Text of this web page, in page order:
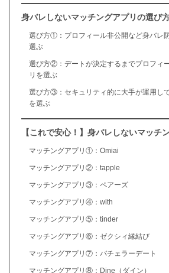
身バレしないマッチングアプリの選び
選び方①：プロフィール非公開など身バレ
選ぶ
選び方②：デートが決定するまでプロフィ
リを選ぶ
選び方③：セキュリティ的に大手が運用し
を選ぶ
【これで安心！】身バレしないマッチ
マッチングアプリ①：Omiai
マッチングアプリ②：tapple
マッチングアプリ③：ペアーズ
マッチングアプリ④：with
マッチングアプリ⑤：tinder
マッチングアプリ⑥：ゼクシィ縁結び
マッチングアプリ⑦：バチェラーデート
マッチングアプリ⑧：Dine（ダイン）